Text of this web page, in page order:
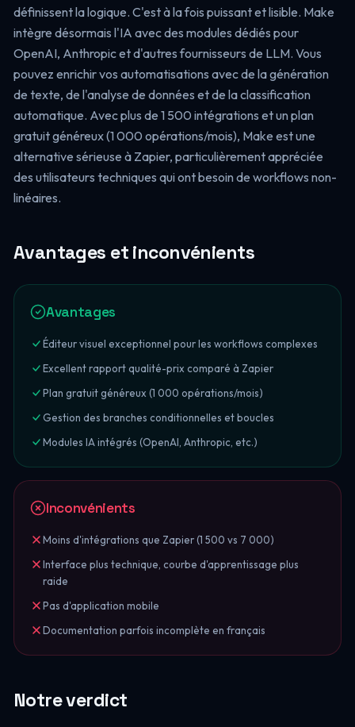
définissent la logique. C'est à la fois puissant et lisible. Make
intègre désormais l'IA avec des modules dédiés pour
OpenAI, Anthropic et d'autres fournisseurs de LLM. Vous
pouvez enrichir vos automatisations avec de la génération
de texte, de l'analyse de données et de la classification
automatique. Avec plus de 1 500 intégrations et un plan
gratuit généreux (1 000 opérations/mois), Make est une
alternative sérieuse à Zapier, particulièrement appréciée
des utilisateurs techniques qui ont besoin de workflows non-
linéaires.
Avantages et inconvénients
Avantages
Éditeur visuel exceptionnel pour les workflows complexes
Excellent rapport qualité-prix comparé à Zapier
Plan gratuit généreux (1 000 opérations/mois)
Gestion des branches conditionnelles et boucles
Modules IA intégrés (OpenAI, Anthropic, etc.)
Inconvénients
Moins d'intégrations que Zapier (1 500 vs 7 000)
Interface plus technique, courbe d'apprentissage plus
raide
Pas d'application mobile
Documentation parfois incomplète en français
Notre verdict